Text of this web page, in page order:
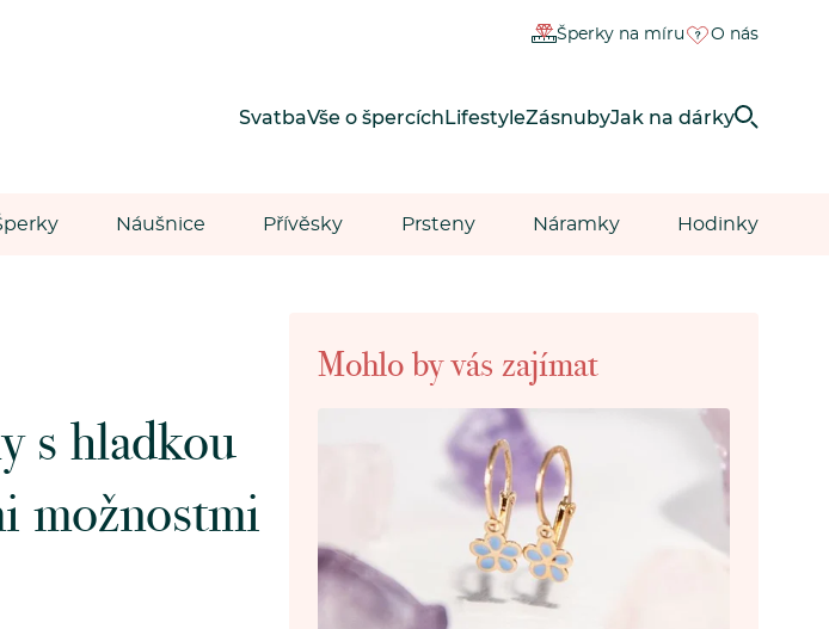
Šperky na míru O nás
SvatbaVše o špercích LifestyleZásnubyJak na dárky
Náušnice Přívěsky Prsteny Náramky Hodinky
s hladkou
možnostmi
Mohlo by vás zajímat